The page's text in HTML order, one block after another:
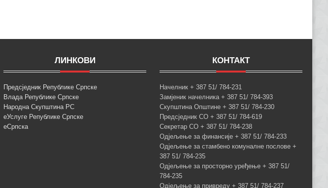
ЛИНКОВИ
Предсједник Републике Српске
Влада Републике Српске
Народна Скупштина РС
еУслуге Републике Српске
еСрпска
КОНТАКТ
Начелник + 387 51/ 784-231
Замјеник начелника + 387 51/ 784-393
Скупштина Општине + 387 51/ 784-230
Предсједник СО + 387 51/ 784-619
Секретар СО + 387 51/ 784-238
Одјељење за финансије + 387 51/ 784-233
Одјељење за стамбено комуналне послове +
387 51/ 784-235
Одјељење за просторно уређење + 387 51/
784-235
Одјељење за привреду + 387 51/ 784-237